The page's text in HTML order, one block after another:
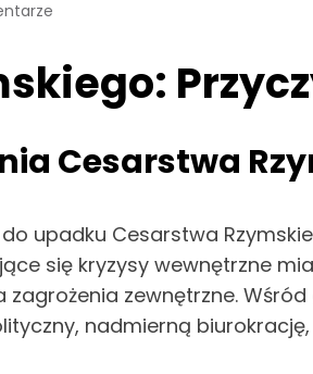
Cesarstwa
upadku Cesarstwa
się kryzysy wewnętrzne
zewnętrzne.
nadmierną